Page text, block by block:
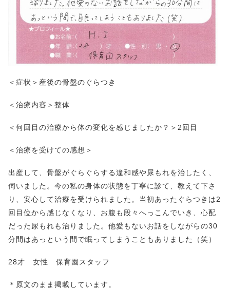
＜症状＞産後の骨盤のぐらつき
＜治療内容＞整体
＜何回目の治療から体の変化を感じましたか？＞2回目
＜治療を受けての感想＞
出産して、骨盤がぐらぐらする違和感や尿もれを治したく、
伺いました。今の私の身体の状態を丁寧に診て、教えて下さ
り、安心して治療を受けられました。当初あったぐらつきは2
回目位から感じなくなり、お腹も段々へっこんでいき、心配
だった尿もれも治りました。他愛もないお話をしながらの30
分間はあっという間で眠ってしまうこともありました（笑）
28才 女性 保育園スタッフ
＊原文のまま掲載しています。